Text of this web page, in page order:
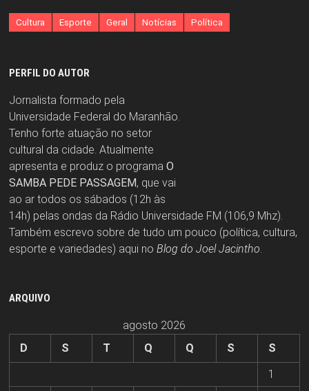
Cultura Esporte Geral Notícias Política
PERFIL DO AUTOR
Jornalista formado pela
Universidade Federal do Maranhão.
Tenho forte atuação no setor
cultural da cidade. Atualmente
apresenta e produz o programa O
SAMBA PEDE PASSAGEM, que vai
ao ar todos os sábados (12h às
14h) pelas ondas da Rádio Universidade FM (106,9 Mhz).
Também escrevo sobre de tudo um pouco (política, cultura,
esporte e variedades) aqui no Blog do Joel Jacintho.
ARQUIVO
agosto 2026
D
S T Q Q S
S
1